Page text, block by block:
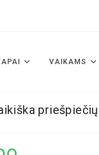
VAIKAMS
priešpiečių